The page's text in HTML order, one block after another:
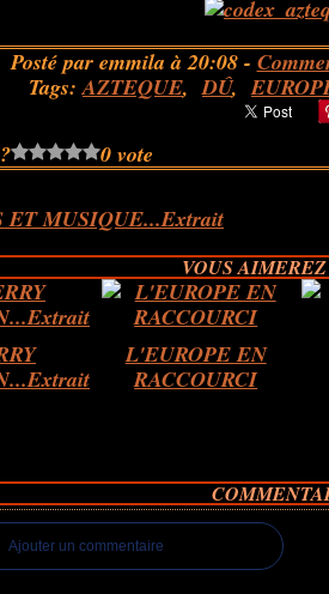
Posté par emmila à 20:08 -
Tags:AZTEQUE,DÛ,
0 vote
ET MUSIQUE...Extrait
VOUS
L'EUROPE EN
RACCOURCI
Ajouter un commentaire